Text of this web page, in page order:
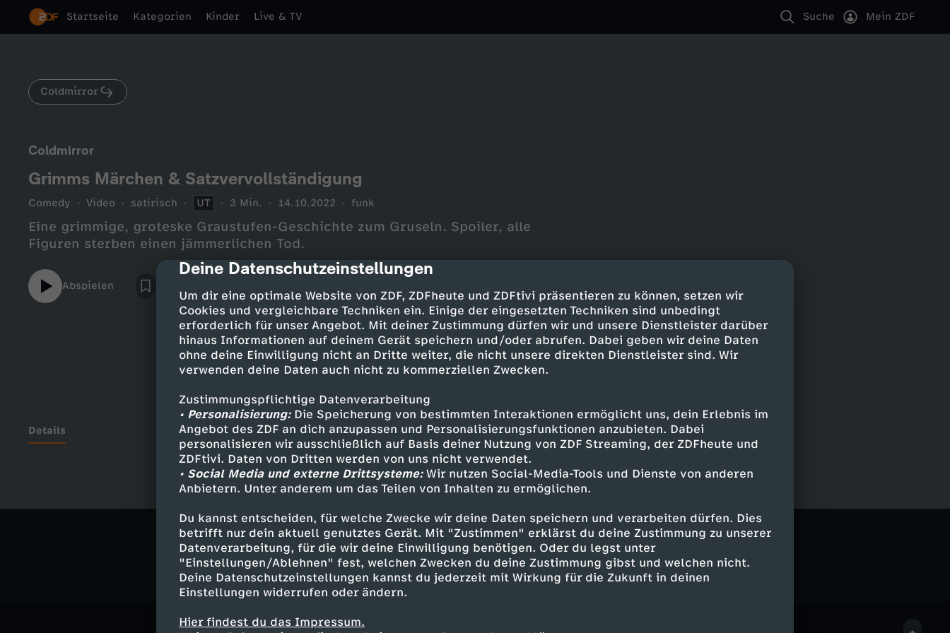
cmp-dialog-description
Deine Datenschutzeinstellungen
Um dir eine optimale Website von ZDF, ZDFheute und ZDFtivi präsentieren zu können, setzen wir
Cookies und vergleichbare Techniken ein. Einige der eingesetzten Techniken sind unbedingt
erforderlich für unser Angebot. Mit deiner Zustimmung dürfen wir und unsere Dienstleister darüber
hinaus Informationen auf deinem Gerät speichern und/oder abrufen. Dabei geben wir deine Daten
ohne deine Einwilligung nicht an Dritte weiter, die nicht unsere direkten Dienstleister sind. Wir
verwenden deine Daten auch nicht zu kommerziellen Zwecken.
Zustimmungspflichtige Datenverarbeitung
• Personalisierung:Die Speicherung von bestimmten Interaktionen ermöglicht uns, dein Erlebnis im
Angebot des ZDF an dich anzupassen und Personalisierungsfunktionen anzubieten. Dabei
personalisieren wir ausschließlich auf Basis deiner Nutzung von ZDF Streaming, der ZDFheute und
ZDFtivi. Daten von Dritten werden von uns nicht verwendet.
• Social Media und externe Drittsysteme:Wir nutzen Social-Media-Tools und Dienste von anderen
Anbietern. Unter anderem um das Teilen von Inhalten zu ermöglichen.
Du kannst entscheiden, für welche Zwecke wir deine Daten speichern und verarbeiten dürfen. Dies
betrifft nur dein aktuell genutztes Gerät. Mit "Zustimmen" erklärst du deine Zustimmung zu unserer
Datenverarbeitung, für die wir deine Einwilligung benötigen. Oder du legst unter
"Einstellungen/Ablehnen" fest, welchen Zwecken du deine Zustimmung gibst und welchen nicht.
Deine Datenschutzeinstellungen kannst du jederzeit mit Wirkung für die Zukunft in deinen
Einstellungen widerrufen oder ändern.
Hier findest du das Impressum.
Startseite Kategorien Kinder Live & TV Suche Mein ZDF
Coldmirror
Coldmirror
Grimms Märchen & Satzvervollständigung
Comedy Video satirisch UT 3 Min. 14.10.2022 funk
Eine grimmige, groteske Graustufen-Geschichte zum Gruseln. Spoiler, alle
Figuren sterben einen jämmerlichen Tod.
Abspielen
Details
Ähnliche Inhalte entdecken
Comedy Video satirisch Untertitel Coldmirror